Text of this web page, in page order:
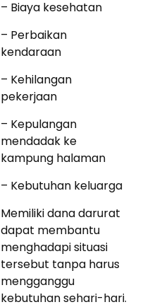
– Biaya kesehatan
– Perbaikan
kendaraan
– Kehilangan
pekerjaan
– Kepulangan
mendadak ke
kampung halaman
– Kebutuhan keluarga
Memiliki dana darurat
dapat membantu
menghadapi situasi
tersebut tanpa harus
mengganggu
kebutuhan sehari-hari.